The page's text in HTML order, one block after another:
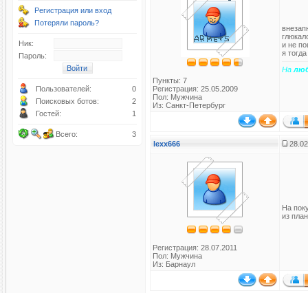
Регистрация или вход
Потеряли пароль?
Ник:
Пароль:
Пользователей:
0
Поисковых ботов:
2
Гостей:
1
Всего: 3
Пункты: 7
Регистрация: 25.05.2009
Пол: Мужчина
Из: Санкт-Петербург
и не
я
На
lexx666
Регистрация: 28.07.2011
Пол: Мужчина
Из: Барнаул
На
из